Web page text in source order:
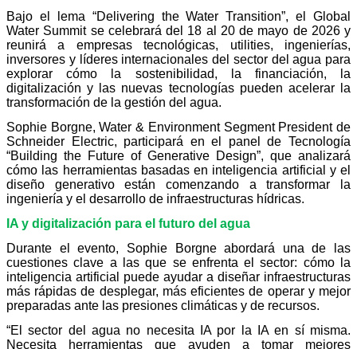
Bajo el lema “Delivering the Water Transition”, el Global
Water Summit se celebrará del 18 al 20 de mayo de 2026 y
reunirá a empresas tecnológicas, utilities, ingenierías,
inversores y líderes internacionales del sector del agua para
explorar cómo la sostenibilidad, la financiación, la
digitalización y las nuevas tecnologías pueden acelerar la
transformación de la gestión del agua.
Sophie Borgne, Water & Environment Segment President de
Schneider Electric, participará en el panel de Tecnología
“Building the Future of Generative Design”, que analizará
cómo las herramientas basadas en inteligencia artificial y el
diseño generativo están comenzando a transformar la
ingeniería y el desarrollo de infraestructuras hídricas.
IA y digitalización para el futuro del agua
Durante el evento, Sophie Borgne abordará una de las
cuestiones clave a las que se enfrenta el sector: cómo la
inteligencia artificial puede ayudar a diseñar infraestructuras
más rápidas de desplegar, más eficientes de operar y mejor
preparadas ante las presiones climáticas y de recursos.
“El sector del agua no necesita IA por la IA en sí misma.
Necesita herramientas que ayuden a tomar mejores